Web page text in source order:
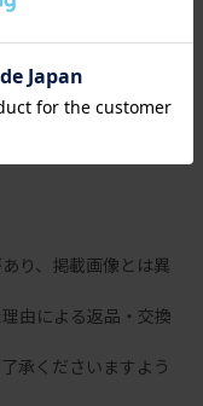
り、掲載画像とは異
由による返品・交換
承くださいますよう